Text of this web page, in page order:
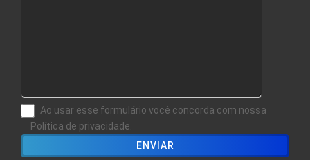
Ao usar esse formulário você concorda com nossa
Política de privacidade.